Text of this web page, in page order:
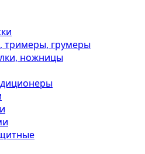
тримеры, грумеры
ножницы